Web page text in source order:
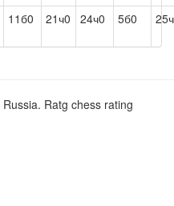
11б0 21ч0 24ч0 5б0
Ratg chess rating